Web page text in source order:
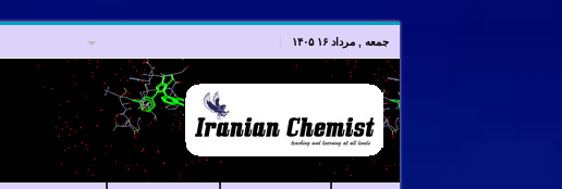
جمعه , مرداد ۱۶ ۱۴۰۵